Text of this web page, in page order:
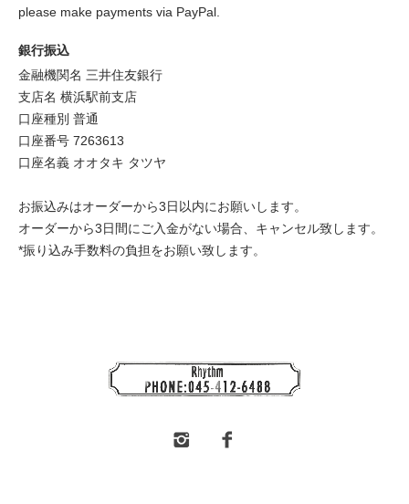
please make payments via PayPal.
銀行振込
金融機関名 三井住友銀行
支店名 横浜駅前支店
口座種別 普通
口座番号 7263613
口座名義 オオタキ タツヤ
お振込みはオーダーから3日以内にお願いします。
オーダーから3日間にご入金がない場合、キャンセル致します。
*振り込み手数料の負担をお願い致します。